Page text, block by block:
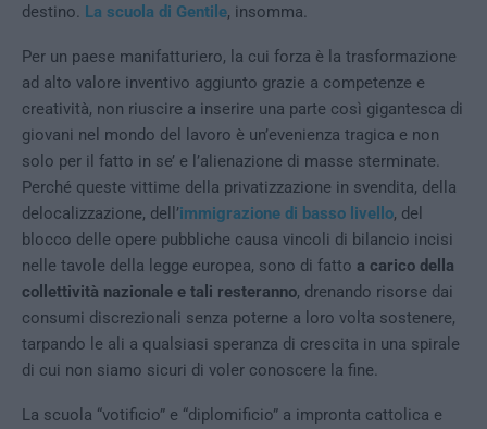
destino. La scuola di Gentile, insomma.
Per un paese manifatturiero, la cui forza è la trasformazione
ad alto valore inventivo aggiunto grazie a competenze e
creatività, non riuscire a inserire una parte così gigantesca di
giovani nel mondo del lavoro è un’evenienza tragica e non
solo per il fatto in se’ e l’alienazione di masse sterminate.
Perché queste vittime della privatizzazione in svendita, della
delocalizzazione, dell’immigrazione di basso livello, del
blocco delle opere pubbliche causa vincoli di bilancio incisi
nelle tavole della legge europea, sono di fatto a carico della
collettività nazionale e tali resteranno, drenando risorse dai
consumi discrezionali senza poterne a loro volta sostenere,
tarpando le ali a qualsiasi speranza di crescita in una spirale
di cui non siamo sicuri di voler conoscere la fine.
La scuola “votificio” e “diplomificio” a impronta cattolica e